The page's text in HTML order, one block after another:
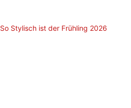
Stylisch ist der Frühling 2026